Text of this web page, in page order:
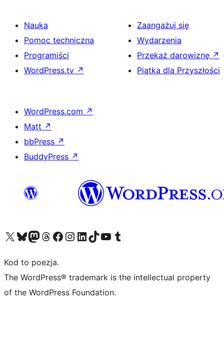
Nauka
Pomoc techniczna
Programiści
WordPress.tv ↗
Zaangażuj się
Wydarzenia
Przekaż darowiznę ↗
Piątka dla Przyszłości
WordPress.com ↗
Matt ↗
bbPress ↗
BuddyPress ↗
Odwiedź nasze konto X (dawniej Twitter)
Odwiedź nasze konto Bluesky
Odwiedź nasze konto na Mastodoncie
Odwiedź naszego Threadsa
Odwiedź naszego Facebooka
Odwiedź nasze konto na Instagramie
Odwiedź nasze konto na LinkedIn
Odwiedź naszego TikToka
Odwiedź nasz kanał YouTube
Odwiedź naszego Tumblra
Kod to poezja.
The WordPress® trademark is the intellectual property
of the WordPress Foundation.